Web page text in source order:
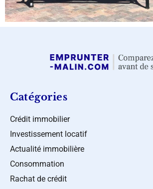
Catégories
Crédit immobilier
Investissement locatif
Actualité immobilière
Consommation
Rachat de crédit